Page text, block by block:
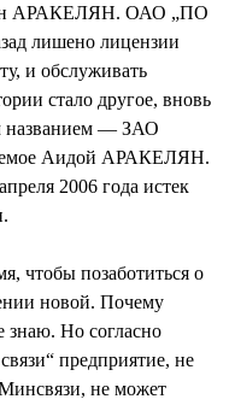
АРАКЕЛЯН. ОАО „ПО
лишено лицензии
и обслуживать
стало другое, вновь
названием — ЗАО
Аидой АРАКЕЛЯН.
2006 года истек
чтобы позаботиться о
новой. Почему
знаю. Но согласно
предприятие, не
не может